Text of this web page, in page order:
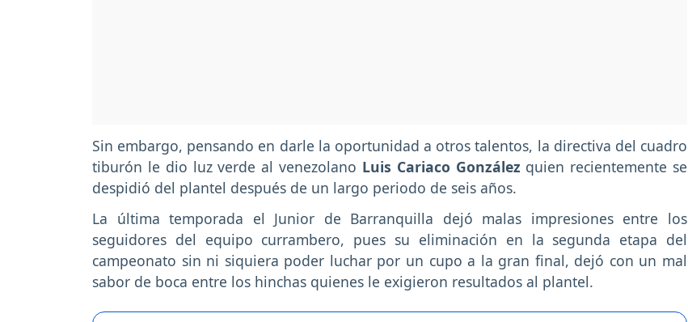
Sin embargo, pensando en darle la oportunidad a otros talentos, la directiva del cuadro
tiburón le dio luz verde al venezolano Luis Cariaco González quien recientemente se
despidió del plantel después de un largo periodo de seis años.
La última temporada el Junior de Barranquilla dejó malas impresiones entre los
seguidores del equipo currambero, pues su eliminación en la segunda etapa del
campeonato sin ni siquiera poder luchar por un cupo a la gran final, dejó con un mal
sabor de boca entre los hinchas quienes le exigieron resultados al plantel.